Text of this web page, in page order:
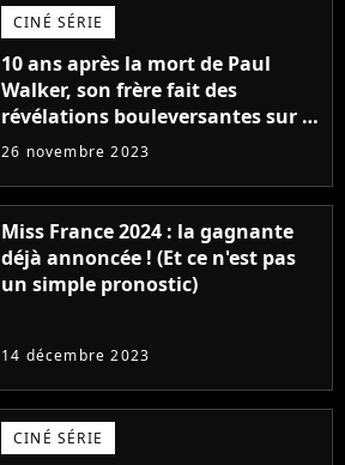
CINÉ SÉRIE
10 ans après la mort de Paul
Walker, son frère fait des
révélations bouleversantes sur la
réaction des acteurs de Fast and
26 novembre 2023
Miss France 2024 : la gagnante
déjà annoncée ! (Et ce n'est pas
un simple pronostic)
14 décembre 2023
CINÉ SÉRIE